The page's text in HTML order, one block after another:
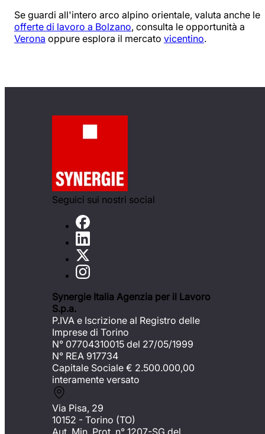
Se guardi all'intero arco alpino orientale, valuta anche le
offerte di lavoro a Bolzano, consulta le opportunità a
Verona oppure esplora il mercato vicentino.
Seguici sui nostri social
Synergie Italia Agenzia per il Lavoro
S.p.a.
P.IVA e Iscrizione al Registro delle
Imprese di Torino
N° 07704310015 del 27/05/1999
N° REA 917734
Capitale Sociale € 2.500.000,00
interamente versato
Via Pisa, 29
10152 - Torino (TO)
Aut. Min. Prot. n° 1207-SG del